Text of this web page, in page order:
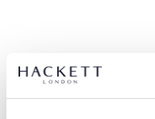
Désolé,